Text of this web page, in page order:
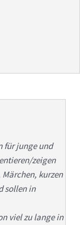
für junge und
zeigen
kurzen
sollen in
viel zu lange in